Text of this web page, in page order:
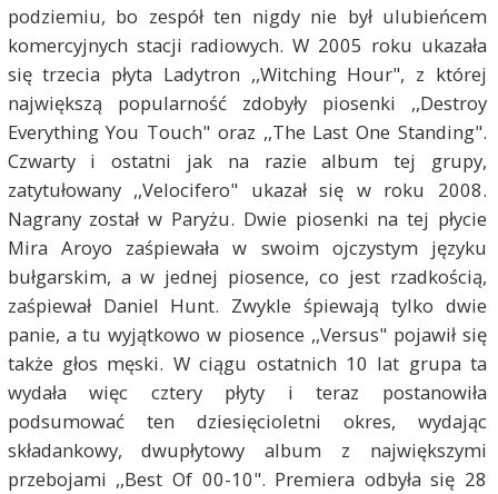
podziemiu, bo zespół ten nigdy nie był ulubieńcem
komercyjnych stacji radiowych. W 2005 roku ukazała
się trzecia płyta Ladytron ,,Witching Hour", z której
największą popularność zdobyły piosenki ,,Destroy
Everything You Touch" oraz ,,The Last One Standing".
Czwarty i ostatni jak na razie album tej grupy,
zatytułowany ,,Velocifero" ukazał się w roku 2008.
Nagrany został w Paryżu. Dwie piosenki na tej płycie
Mira Aroyo zaśpiewała w swoim ojczystym języku
bułgarskim, a w jednej piosence, co jest rzadkością,
zaśpiewał Daniel Hunt. Zwykle śpiewają tylko dwie
panie, a tu wyjątkowo w piosence ,,Versus" pojawił się
także głos męski. W ciągu ostatnich 10 lat grupa ta
wydała więc cztery płyty i teraz postanowiła
podsumować ten dziesięcioletni okres, wydając
składankowy, dwupłytowy album z największymi
przebojami ,,Best Of 00-10". Premiera odbyła się 28